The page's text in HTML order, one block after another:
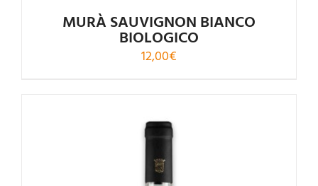
MURÀ SAUVIGNON BIANCO
BIOLOGICO
12,00€